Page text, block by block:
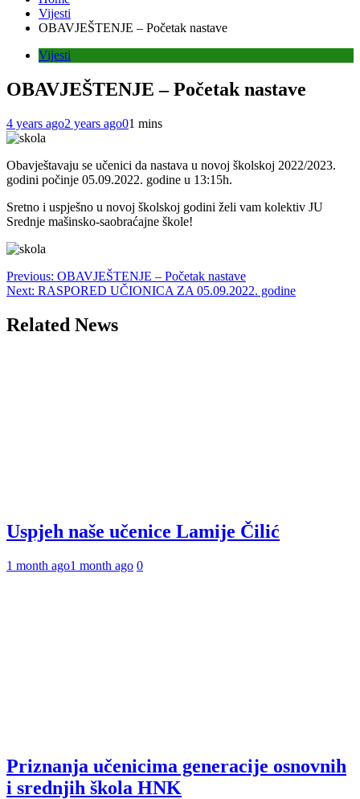
Vijesti
OBAVJEŠTENJE – Početak nastave
Vijesti
OBAVJEŠTENJE – Početak nastave
4 years ago2 years ago01 mins
Obavještavaju se učenici da nastava u novoj školskoj 2022/2023.
godini počinje 05.09.2022. godine u 13:15h.
Sretno i uspješno u novoj školskoj godini želi vam kolektiv JU
Srednje mašinsko-saobraćajne škole!
Post
navigation
Previous: OBAVJEŠTENJE – Početak nastave
Next: RASPORED UČIONICA ZA 05.09.2022. godine
Related News
Uspjeh naše učenice Lamije Čilić
1 month ago1 month ago 0
Priznanja učenicima generacije osnovnih
i srednjih škola HNK